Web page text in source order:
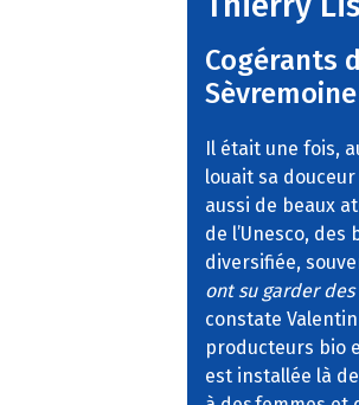
Cogérants
Sèvremoine
Il était une fois,
louait sa douceur
aussi de beaux
de l’Unesco,
diversifiée,
ont su garder
constate
producteurs bio
est installée là